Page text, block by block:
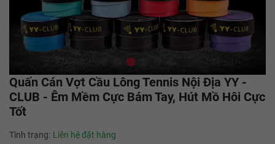
Quấn Cán Vợt Cầu Lông Tennis Nội Địa YY -
CLUB - Êm Mềm Cực Bám Tay, Hút Mồ Hôi Cực
Tốt
Tình trạng: Liên hệ đặt hàng